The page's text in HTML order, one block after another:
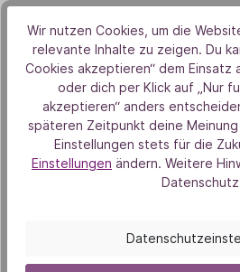
Das könnte
Bestseller
Wir nutzen Cookies, um die
relevante Inhalte zu zeigen. Du
Cookies akzeptieren“ dem Einsatz
oder dich per Klick auf „Nur
akzeptieren“ anders
späteren Zeitpunkt deine
Einstellungen stets für die
Einstellungen ändern. Weitere